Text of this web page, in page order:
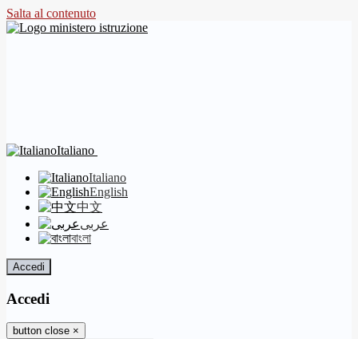
Salta al contenuto
Italiano
Italiano
English
中文
عربى
বাংলা
Accedi
Accedi
button close ×